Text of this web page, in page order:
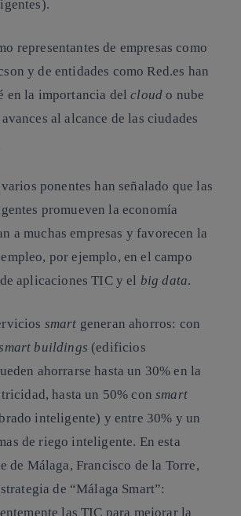
representantes de empresas como
y de entidades como Red.es han
en la importancia delcloudo nube
al alcance de las ciudades
ponentes han señalado que las
promueven la economía
a muchas empresas y favorecen la
por ejemplo, en el campo
aplicaciones TIC y el big data.
smart generan ahorros: con
buildings (edificios
ahorrarse hasta un 30% en la
hasta un 50% consmart
inteligente) y entre 30% y un
de riego inteligente. En esta
de Málaga, Francisco de la Torre,
de “Málaga Smart”:
las TIC para mejorar la